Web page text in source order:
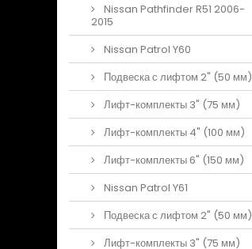
Nissan Pathfinder R51 2006-
2015
Nissan Patrol Y60
Подвеска с лифтом 2" (50 мм)
Лифт-комплекты 3" (75 мм)
Лифт-комплекты 4" (100 мм)
Лифт-комплекты 6" (150 мм)
Nissan Patrol Y61
Подвеска с лифтом 2" (50 мм)
Лифт-комплекты 3" (75 мм)